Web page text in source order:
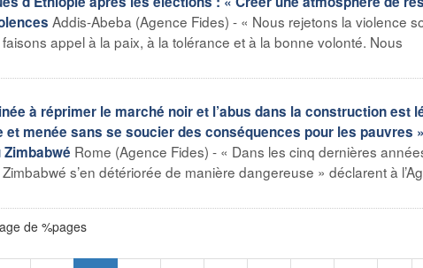
Addis-Abeba (Agence Fides) - « Nous rejetons la violence
appel à la paix, à la tolérance et à la bonne volonté. Nous
à réprimer le marché noir et l’abus dans la construction est
et menée sans se soucier des conséquences pour les pauvres
Rome (Agence Fides) - « Dans les cinq dernières
s’en détériorée de manière dangereuse » déclarent à
de %pages